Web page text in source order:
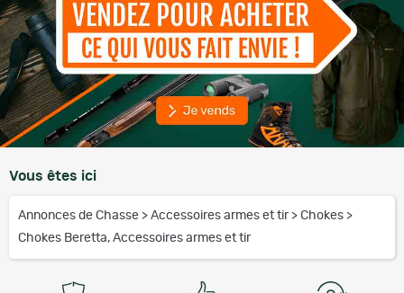
Vous êtes ici
Annonces de Chasse > Accessoires armes et tir > Chokes >
Chokes Beretta, Accessoires armes et tir